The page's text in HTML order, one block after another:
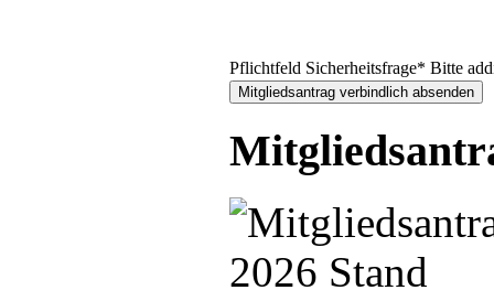
Pflichtfeld Sicherheitsfrage* Bitte